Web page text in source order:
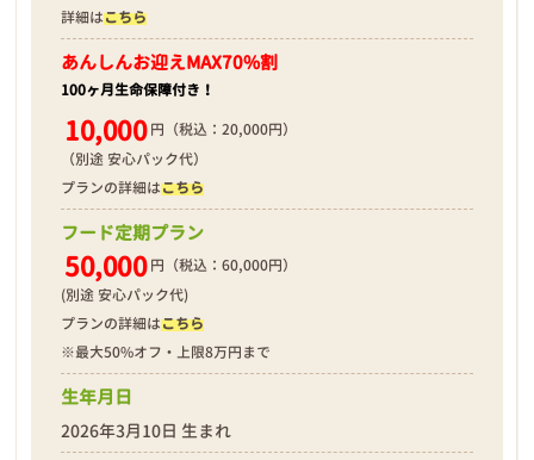
2026年03月12日
詳細はこちら
あんしんお迎えMAX70%割
100ヶ月生命保障付き！
10,000 円（税込：20,000円）
（別途 安心パック代）
プランの詳細はこちら
フード定期プラン
50,000 円（税込：60,000円）
(別途 安心パック代)
プランの詳細はこちら
※最大50%オフ・上限8万円まで
生年月日
2026年3月10日 生まれ